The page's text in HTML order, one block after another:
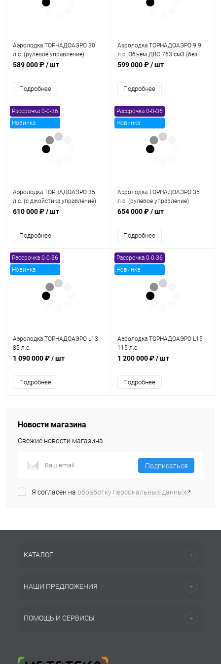
Аэролодка ТОРНАДОАЭРО 30
л.с. (рулевое управление)
589 000 ₽/ шт
Подробнее
Аэролодка ТОРНАДОАЭРО 9.9
л.с. Объем ДВС 763 см3 (без
прав и регистрации)
599 000 ₽/ шт
Подробнее
Рассрочка 0-0-36
Новинка
Аэролодка ТОРНАДОАЭРО 35
л.с. (с джойстика управление)
610 000 ₽/ шт
Подробнее
Рассрочка 0-0-36
Новинка
Аэролодка ТОРНАДОАЭРО 35
л.с. (рулевое управление)
654 000 ₽/ шт
Подробнее
Рассрочка 0-0-36
Новинка
Аэролодка ТОРНАДОАЭРО L13
85 л.с.
1 090 000 ₽/ шт
Подробнее
Рассрочка 0-0-36
Новинка
Аэролодка ТОРНАДОАЭРО L15
115 л.с.
1 200 000 ₽/ шт
Подробнее
Новости магазина
Свежие новости магазина
Подписаться
Я согласен на обработку персональных данных.*
КАТАЛОГ
НАШИ ПРЕДЛОЖЕНИЯ
ПОМОЩЬ И СЕРВИСЫ